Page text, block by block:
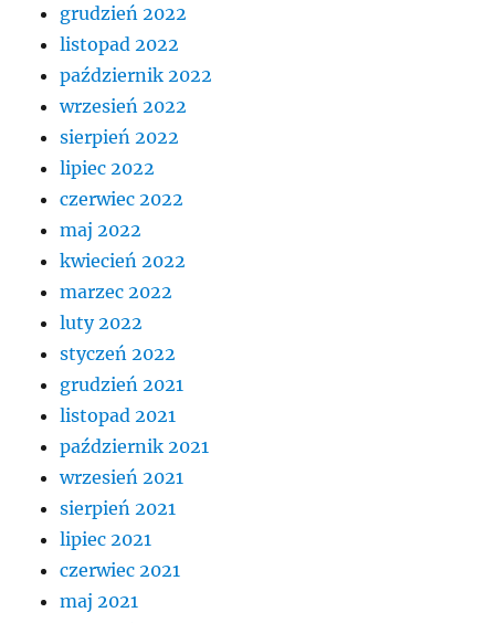
grudzień 2022
listopad 2022
październik 2022
wrzesień 2022
sierpień 2022
lipiec 2022
czerwiec 2022
maj 2022
kwiecień 2022
marzec 2022
luty 2022
styczeń 2022
grudzień 2021
listopad 2021
październik 2021
wrzesień 2021
sierpień 2021
lipiec 2021
czerwiec 2021
maj 2021